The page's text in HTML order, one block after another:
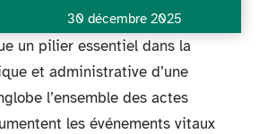
30 décembre 2025
un pilier essentiel dans la
et administrative d’une
l’ensemble des actes
les événements vitaux